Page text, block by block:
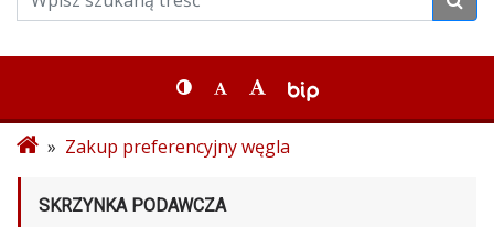
» Zakup preferencyjny węgla
SKRZYNKA PODAWCZA